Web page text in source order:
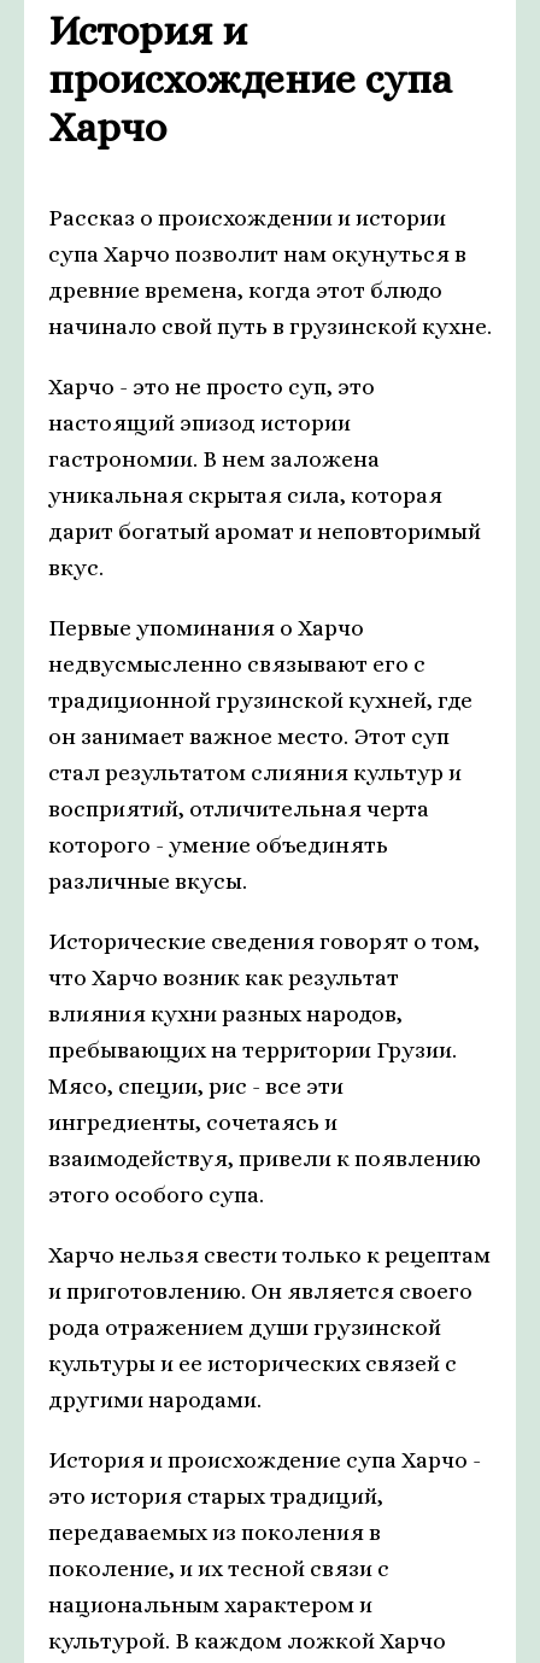
История и
происхождение супа
Харчо
Рассказ о происхождении и истории
супа Харчо позволит нам окунуться в
древние времена, когда этот блюдо
начинало свой путь в грузинской кухне.
Харчо - это не просто суп, это
настоящий эпизод истории
гастрономии. В нем заложена
уникальная скрытая сила, которая
дарит богатый аромат и неповторимый
вкус.
Первые упоминания о Харчо
недвусмысленно связывают его с
традиционной грузинской кухней, где
он занимает важное место. Этот суп
стал результатом слияния культур и
восприятий, отличительная черта
которого - умение объединять
различные вкусы.
Исторические сведения говорят о том,
что Харчо возник как результат
влияния кухни разных народов,
пребывающих на территории Грузии.
Мясо, специи, рис - все эти
ингредиенты, сочетаясь и
взаимодействуя, привели к появлению
этого особого супа.
Харчо нельзя свести только к рецептам
и приготовлению. Он является своего
рода отражением души грузинской
культуры и ее исторических связей с
другими народами.
История и происхождение супа Харчо -
это история старых традиций,
передаваемых из поколения в
поколение, и их тесной связи с
национальным характером и
культурой. В каждом ложкой Харчо